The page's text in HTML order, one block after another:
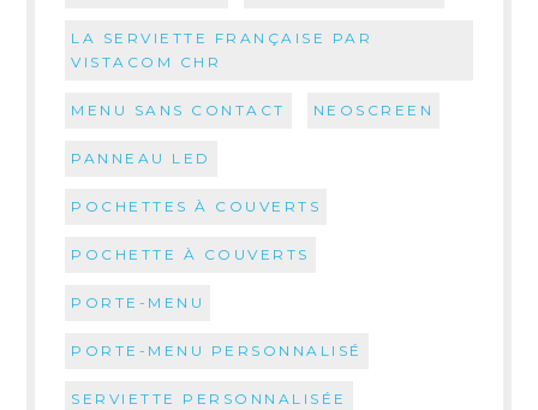
LA SERVIETTE FRANÇAISE PAR
VISTACOM CHR
MENU SANS CONTACT NEOSCREEN
PANNEAU LED
POCHETTES À COUVERTS
POCHETTE À COUVERTS
PORTE-MENU
PORTE-MENU PERSONNALISÉ
SERVIETTE PERSONNALISÉE